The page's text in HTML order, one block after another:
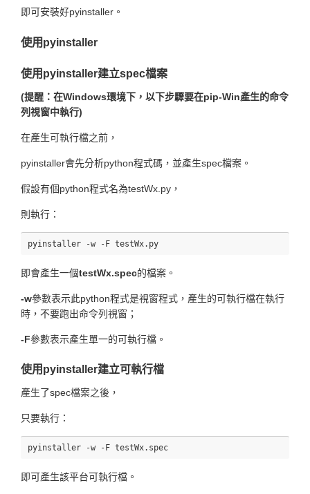
即可安裝好pyinstaller。
使用pyinstaller
使用pyinstaller建立spec檔案
(提醒：在Windows環境下，以下步驟要在pip-Win產生的命令
列視窗中執行)
在產生可執行檔之前，
pyinstaller會先分析python程式碼，並產生spec檔案。
假設有個python程式名為testWx.py，
則執行：
即會產生一個testWx.spec的檔案。
-w參數表示此python程式是視窗程式，產生的可執行檔在執行
時，不要跑出命令列視窗；
-F參數表示產生單一的可執行檔。
使用pyinstaller建立可執行檔
產生了spec檔案之後，
只要執行：
即可產生該平台可執行檔。